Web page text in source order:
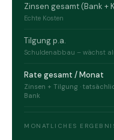
Zinsen gesamt (Bank +
Echte Kosten
Tilgung p.a.
Schuldenabbau – wächst
Rate gesamt / Monat
Zinsen + Tilgung ·
Bank
MONATLICHES